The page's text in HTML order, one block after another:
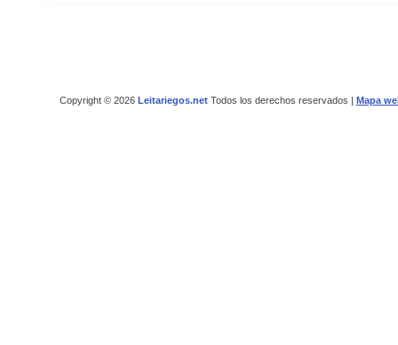
Copyright © 2026 Leitariegos.netTodos los derechos reservados | Mapa